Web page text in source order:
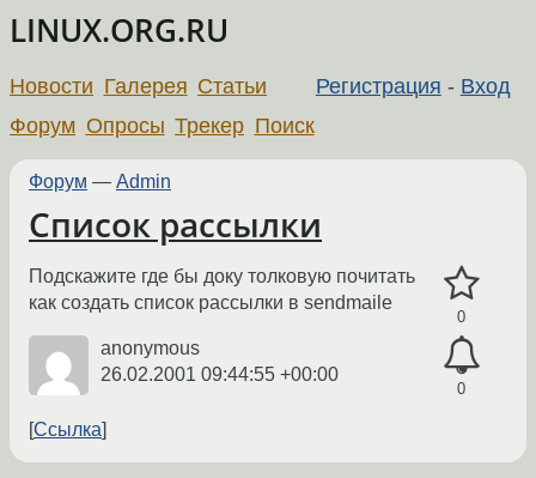
LINUX.ORG.RU
Регистрация - Вход
Новости Галерея Статьи
Форум Опросы Трекер Поиск
Форум — Admin
Список рассылки
0
0
Подскажите где бы доку толковую почитать
как создать список рассылки в sendmaile
anonymous
26.02.2001 09:44:55 +00:00
Ссылка